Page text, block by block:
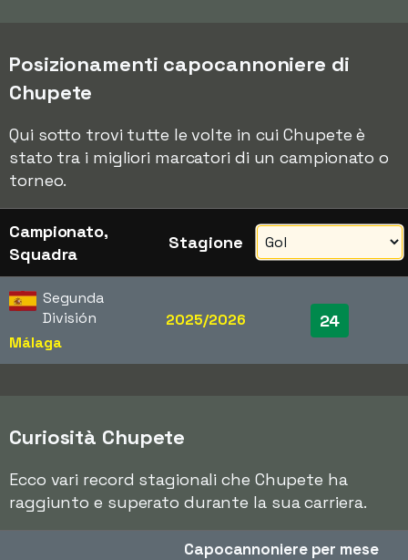
Posizionamenti capocannoniere di
Chupete
Qui sotto trovi tutte le volte in cui Chupete è
stato tra i migliori marcatori di un campionato o
torneo.
Campionato,
Squadra
Stagione
Segunda
División
Málaga
2025/2026 24
Curiosità Chupete
Ecco vari record stagionali che Chupete ha
raggiunto e superato durante la sua carriera.
Capocannoniere per mese